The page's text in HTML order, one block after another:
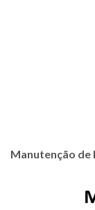
Manutenção de